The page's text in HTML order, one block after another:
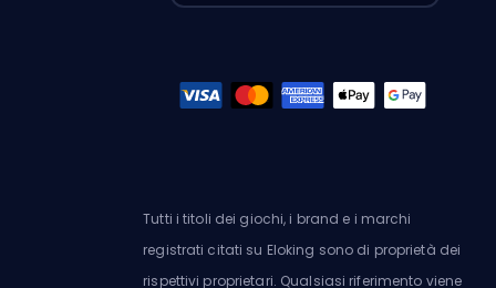
Tutti i titoli dei giochi, i brand e i marchi
registrati citati su Eloking sono di proprietà dei
rispettivi proprietari. Qualsiasi riferimento viene